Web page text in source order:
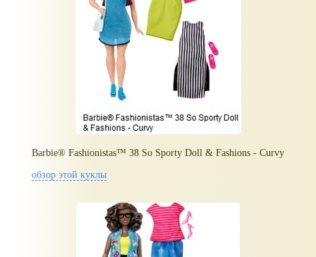
Barbie® Fashionistas™ 38 So Sporty Doll & Fashions - Curvy
обзор этой куклы